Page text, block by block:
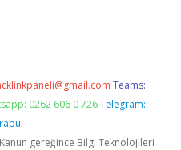
Teams:
0262 606 0 726 Telegram:
Kanun gereğince Bilgi Teknolojileri